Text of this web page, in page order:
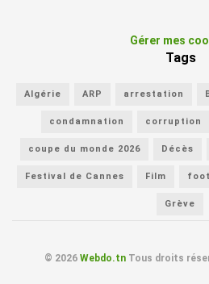
Gérer mes
Tags
Algérie ARP arrestation
condamnation corruption
coupe du monde 2026 Décès
Festival de Cannes Film
Grève
© 2026 Webdo.tnTous droits